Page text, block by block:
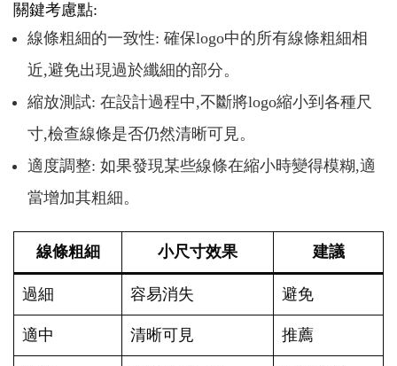
關鍵考慮點:
線條粗細的一致性: 確保logo中的所有線條粗細相
近,避免出現過於纖細的部分。
縮放測試: 在設計過程中,不斷將logo縮小到各種尺
寸,檢查線條是否仍然清晰可見。
適度調整: 如果發現某些線條在縮小時變得模糊,適
當增加其粗細。
線條粗細 小尺寸效果 建議
過細 容易消失 避免
適中 清晰可見 推薦